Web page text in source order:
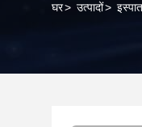
घर> उत्पादों>